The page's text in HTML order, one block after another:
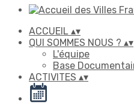
ACCUEIL ▴▾
QUI SOMMES NOUS ? ▴▾
L'équipe
Base
ACTIVITES ▴▾